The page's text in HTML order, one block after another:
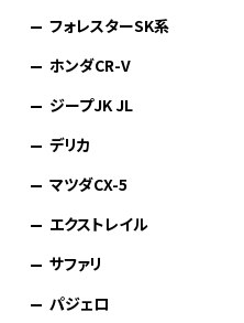
フォレスターSK系
ホンダCR-V
ジープJK JL
デリカ
マツダCX-5
エクストレイル
サファリ
パジェロ